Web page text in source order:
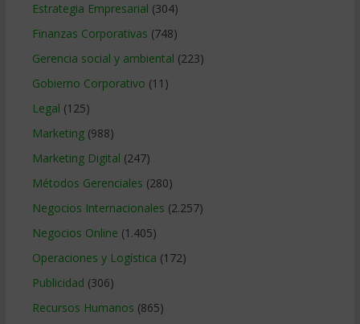
Estrategia Empresarial (304)
Finanzas Corporativas (748)
Gerencia social y ambiental (223)
Gobierno Corporativo (11)
Legal (125)
Marketing(988)
Marketing Digital (247)
Métodos Gerenciales (280)
Negocios Internacionales (2.257)
Negocios Online (1.405)
Operaciones y Logística (172)
Publicidad (306)
Recursos Humanos (865)